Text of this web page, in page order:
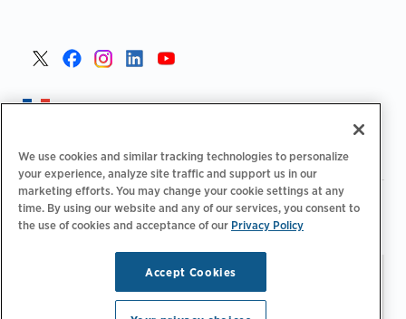
France >
Politique de confidentialité Vos choix de confidentialité
| Juridique | Relevé d'accessibilité |
Code de conduite
Restez à jour.Gérer les
préférences d'e-mail
© 2026 ChargePoint, Inc.
Tous droits réservés.
We use cookies and similar tracking technologies to personalize
your experience, analyze site traffic and support us in our
marketing efforts. You may change your cookie settings at any
time. By using our website and any of our services, you consent to
the use of cookies and acceptance of our Privacy Policy
Accept Cookies